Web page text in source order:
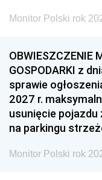
Monitor Polski rok
OBWIESZCZENIE
GOSPODARKI z
sprawie
2027 r.
usunięcie pojazdu
na parkingu
Monitor Polski rok